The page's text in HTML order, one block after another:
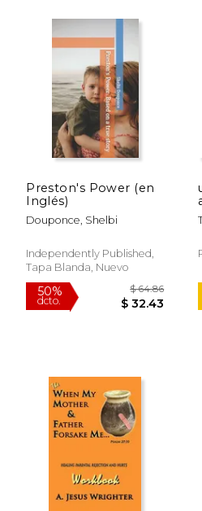
50%
dcto. $ 27.86
Preston's Power (en
Inglés)
Douponce, Shelbi
Independently Published,
Tapa Blanda, Nuevo